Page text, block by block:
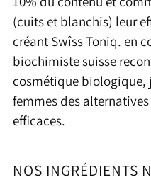
(cuits et blanchis) leur
créant Swîss Toniq. en
biochimiste suisse
cosmétique
femmes des
efficaces.
NOS INGRÉDIENTS